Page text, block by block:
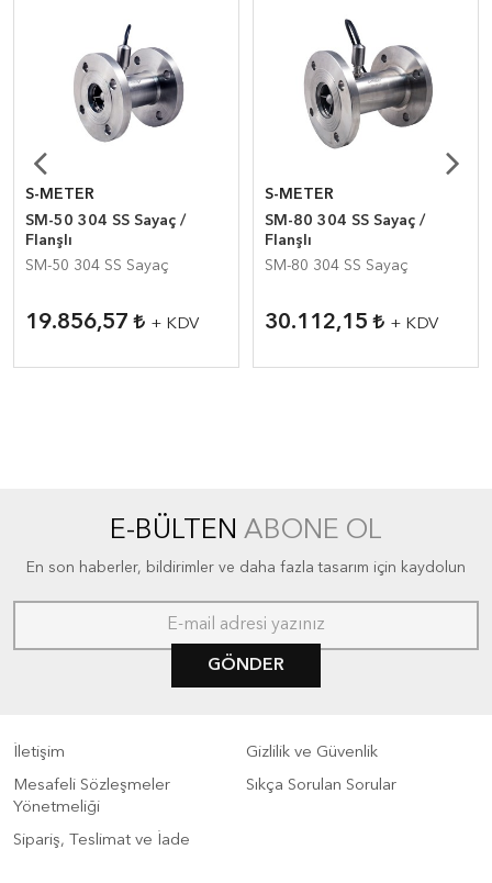
S-METER
SM-50 304 SS Sayaç /
Flanşlı
SM-50 304 SS Sayaç
19.856,57 + KDV
S-METER
SM-80 304 SS Sayaç /
Flanşlı
SM-80 304 SS Sayaç
30.112,15 + KDV
E-BÜLTEN ABONE OL
En son haberler, bildirimler ve daha fazla tasarım için kaydolun
GÖNDER
İletişim
Gizlilik ve Güvenlik
Mesafeli Sözleşmeler
Yönetmeliği
Sıkça Sorulan Sorular
Sipariş, Teslimat ve İade